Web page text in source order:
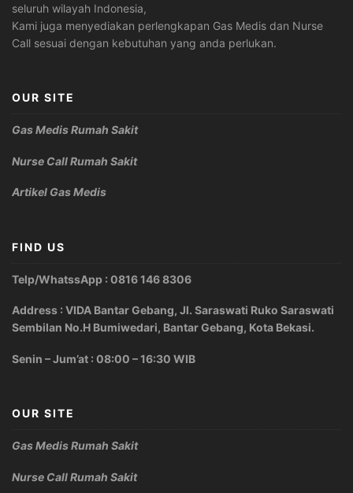
seluruh wilayah Indonesia,
Kami juga menyediakan perlengkapan Gas Medis dan Nurse
Call sesuai dengan kebutuhan yang anda perlukan.
OUR SITE
Gas Medis Rumah Sakit
Nurse Call Rumah Sakit
Artikel Gas Medis
FIND US
Telp/WhatssApp : 0816 146 8306
Address : VIDA Bantar Gebang, Jl. Saraswati Ruko Saraswati
Sembilan No.H Bumiwedari, Bantar Gebang, Kota Bekasi.
Senin – Jum’at : 08:00 – 16:30 WIB
OUR SITE
Gas Medis Rumah Sakit
Nurse Call Rumah Sakit